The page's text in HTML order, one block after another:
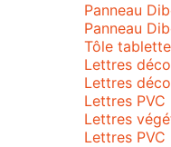
Panneau
Panneau
Tôle tablette
Lettres
Lettres
Lettres PVC
Lettres
Lettres